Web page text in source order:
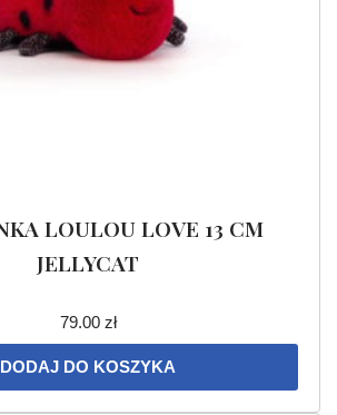
LOULOU LOVE 13 CM
JELLYCAT
79.00 zł
DODAJ DO KOSZYKA